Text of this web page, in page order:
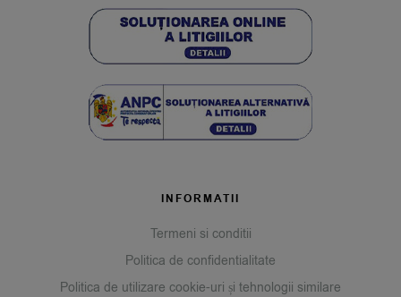
INFORMATII
Termeni si conditii
Politica de confidentialitate
Politica de utilizare cookie-uri și tehnologii similare